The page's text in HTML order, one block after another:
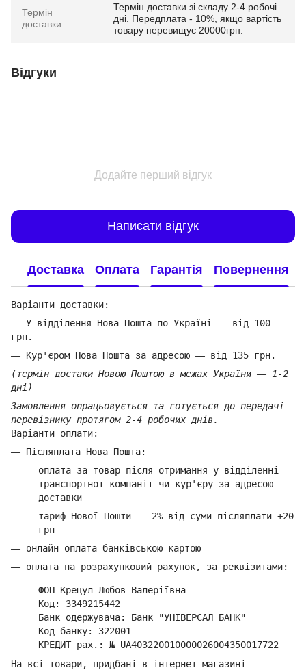
Термін
доставки
Термін доставки зі складу 2-4 робочі
дні. Передплата - 10%, якщо вартість
товару перевищує 20000грн.
Відгуки
Додайте перший відгук
Написати відгук
Доставка Оплата Гарантія Повернення
Варіанти доставки:
— У відділення Нова Пошта по Україні — від 100
грн.
— Кур'єром Нова Пошта за адресою — від 135 грн.
(термін достаки Новою Поштою в межах України — 1-2
дні)
Замовлення опрацьовується та готується до передачі
перевізнику протягом 2-4 робочих днів.
Варіанти оплати:
— Післяплата Нова Пошта:
оплата за товар після отримання у відділенні
транспортної компанії чи кур'єру за адресою
доставки
тариф Нової Пошти — 2% від суми післяплати +20
грн
— онлайн оплата банківською картою
— оплата на розрахунковий рахунок, за реквізитами:
ФОП Крецул Любов Валеріївна
Код: 3349215442
Банк одержувача: Банк "УНІВЕРСАЛ БАНК"
Код банку: 322001
КРЕДИТ рах.: № UA403220010000026004350017722
На всі товари, придбані в інтернет-магазині